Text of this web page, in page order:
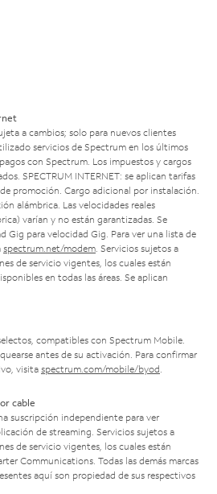
a cambios; solo para nuevos clientes
servicios de Spectrum en los últimos
con Spectrum. Los impuestos y cargos
SPECTRUM INTERNET: se aplican tarifas
promoción. Cargo adicional por instalación.
alámbrica. Las velocidades reales
varían y no están garantizadas. Se
Gig para velocidad Gig. Para ver una lista de
spectrum.net/modem . Servicios sujetos a
de servicio vigentes, los cuales están
en todas las áreas. Se aplican
compatibles con Spectrum Mobile.
antes de su activación. Para confirmar
visita spectrum.com/mobile/byod
cable
suscripción independiente para ver
de streaming. Servicios sujetos a
de servicio vigentes, los cuales están
Communications. Todas las demás marcas
aquí son propiedad de sus respectivos